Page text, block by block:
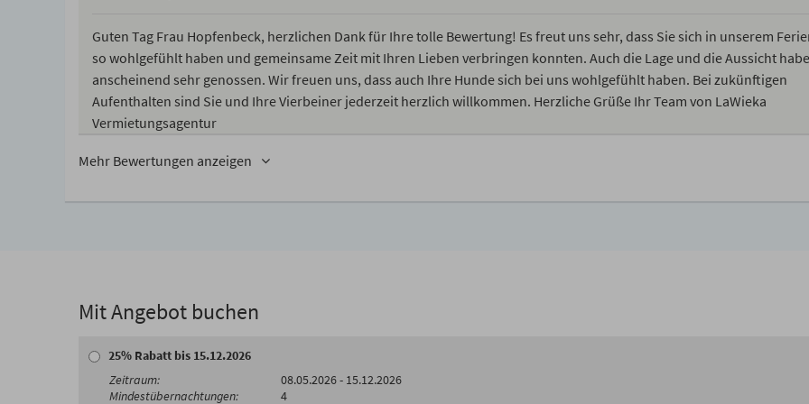
Guten Tag Frau Hopfenbeck, herzlichen Dank für Ihre tolle Bewertung! Es freut uns sehr, dass Sie sich in unserem
so wohlgefühlt haben und gemeinsame Zeit mit Ihren Lieben verbringen konnten. Auch die Lage und die Aussicht
anscheinend sehr genossen. Wir freuen uns, dass auch Ihre Hunde sich bei uns wohlgefühlt haben. Bei zukünftigen
Aufenthalten sind Sie und Ihre Vierbeiner jederzeit herzlich willkommen. Herzliche Grüße Ihr Team von LaWieka
Vermietungsagentur
Mehr Bewertungen anzeigen
Mit Angebot buchen
25% Rabatt bis 15.12.2026
08.05.2026 - 15.12.2026
4